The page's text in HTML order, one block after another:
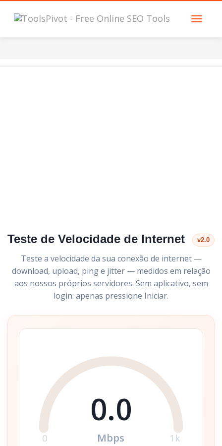
Teste de Velocidade de Internet v2.0
Teste a velocidade da sua conexão de internet —
download, upload, ping e jitter — medidos em relação
aos nossos próprios servidores. Sem aplicativo, sem
login: apenas pressione Iniciar.
0 1k
0.0
Mbps